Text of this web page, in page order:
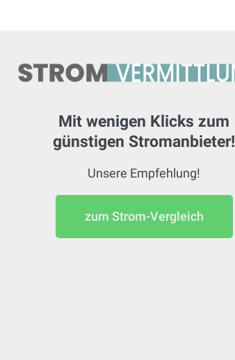
Mit wenigen Klicks zum
günstigen Stromanbieter!
Unsere Empfehlung!
zum Strom-Vergleich